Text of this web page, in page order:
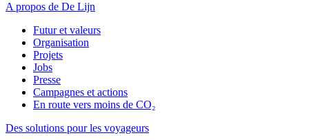
A propos de De Lijn
Futur et valeurs
Organisation
Projets
Jobs
Presse
Campagnes et actions
En route vers moins de CO₂
Des solutions pour les voyageurs